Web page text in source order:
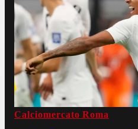
Calciomercato Roma